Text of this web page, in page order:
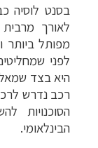
בסנט לוסיה
לאורך
מפותל ביותר
לפני
היא בצד
רכב נדרש
הסוכנויות
הבינלאומי.